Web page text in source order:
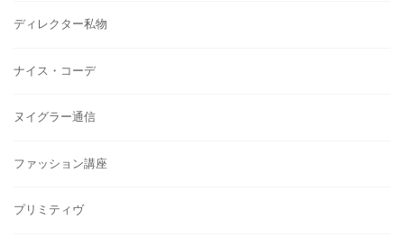
ディレクター私物
ナイス・コーデ
ヌイグラー通信
ファッション講座
プリミティヴ